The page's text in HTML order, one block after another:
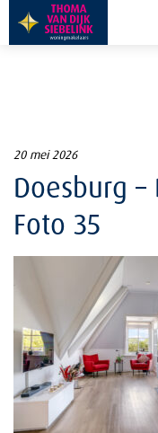
20 mei 2026
Doesburg
Foto 35